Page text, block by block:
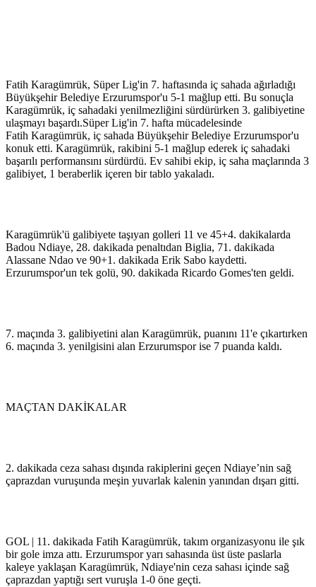
Fatih Karagümrük, Süper Lig'in 7. haftasında iç sahada ağırladığı
Büyükşehir Belediye Erzurumspor'u 5-1 mağlup etti. Bu sonuçla
Karagümrük, iç sahadaki yenilmezliğini sürdürürken 3. galibiyetine
ulaşmayı başardı.Süper Lig'in 7. hafta mücadelesinde
Fatih Karagümrük, iç sahada Büyükşehir Belediye Erzurumspor'u
konuk etti. Karagümrük, rakibini 5-1 mağlup ederek iç sahadaki
başarılı performansını sürdürdü. Ev sahibi ekip, iç saha maçlarında 3
galibiyet, 1 beraberlik içeren bir tablo yakaladı.
Karagümrük'ü galibiyete taşıyan golleri 11 ve 45+4. dakikalarda
Badou Ndiaye, 28. dakikada penaltıdan Biglia, 71. dakikada
Alassane Ndao ve 90+1. dakikada Erik Sabo kaydetti.
Erzurumspor'un tek golü, 90. dakikada Ricardo Gomes'ten geldi.
7. maçında 3. galibiyetini alan Karagümrük, puanını 11'e çıkartırken
6. maçında 3. yenilgisini alan Erzurumspor ise 7 puanda kaldı.
MAÇTAN DAKİKALAR
2. dakikada ceza sahası dışında rakiplerini geçen Ndiaye’nin sağ
çaprazdan vuruşunda meşin yuvarlak kalenin yanından dışarı gitti.
GOL | 11. dakikada Fatih Karagümrük, takım organizasyonu ile şık
bir gole imza attı. Erzurumspor yarı sahasında üst üste paslarla
kaleye yaklaşan Karagümrük, Ndiaye'nin ceza sahası içinde sağ
çaprazdan yaptığı sert vuruşla 1-0 öne geçti.